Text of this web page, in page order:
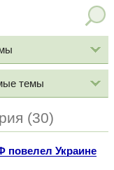
темы
(30)
повелел Украине